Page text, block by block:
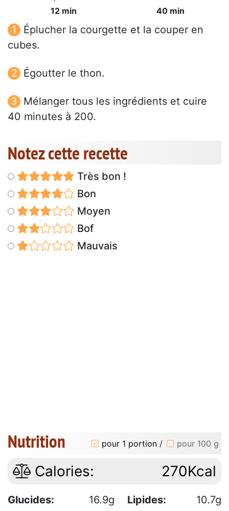
12 min
40 min
Éplucher la courgette et la couper en
cubes.
Égoutter le thon.
Mélanger tous les ingrédients et cuire
40 minutes à 200.
Notez cette recette
Très bon !
Bon
Moyen
Bof
Mauvais
Nutrition pour 1 portion / pour 100 g
Calories: 270Kcal
Glucides: 16.9g Lipides:
10.7g